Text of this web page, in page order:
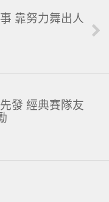
靠努力舞出人
發 經典賽隊友